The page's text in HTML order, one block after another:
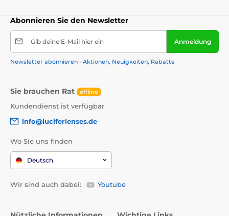
Abonnieren Sie den Newsletter
Gib deine E-Mail hier ein Anmeldung
Newsletter abonnieren - Aktionen, Neuigkeiten, Rabatte
Sie brauchen Rat offline
Kundendienst ist verfügbar
info@luciferlenses.de
Wo Sie uns finden
Deutsch
Wir sind auch dabei: Youtube